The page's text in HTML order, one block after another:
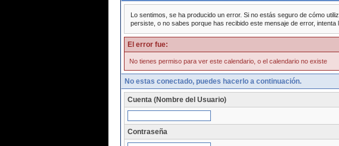
Lo sentimos, se ha producido un error. Si no estás seguro de cómo
persiste, o no sabes porque has recibido este mensaje de error,
El error fue:
No tienes permiso para ver este calendario, o el calendario no existe
No estas conectado, puedes hacerlo a continuación.
Cuenta (Nombre del Usuario)
Contraseña